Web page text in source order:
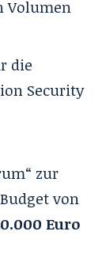
Volumen
die
Security
zur
von
Euro